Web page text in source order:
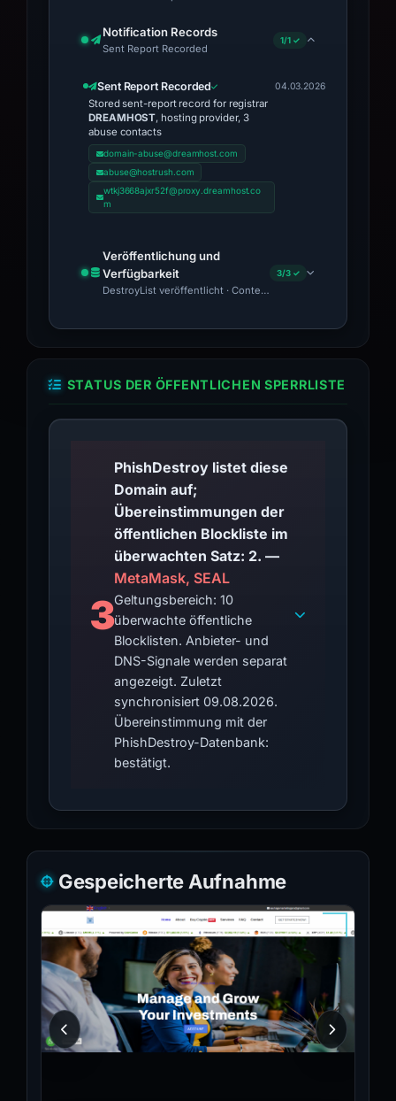
Notification Records
Sent Report Recorded
1/1 ✓
Sent Report Recorded
Stored sent-report record for registrar
DREAMHOST, hosting provider, 3
abuse contacts
domain-abuse@dreamhost.com
abuse@hostrush.com
wtkj3668ajxr52f@proxy.dreamhost.co
m
04.03.2026
Veröffentlichung und
Verfügbarkeit
DestroyList veröffentlicht · Content Observed Unavailable ·
3/3 ✓
STATUS DER ÖFFENTLICHEN SPERRLISTE
3
PhishDestroy listet diese
Domain auf;
Übereinstimmungen der
öffentlichen Blockliste im
überwachten Satz: 2. —
MetaMask, SEAL
Geltungsbereich: 10
überwachte öffentliche
Blocklisten. Anbieter- und
DNS-Signale werden separat
angezeigt. Zuletzt
synchronisiert 09.08.2026.
Übereinstimmung mit der
PhishDestroy-Datenbank:
bestätigt.
Gespeicherte Aufnahme